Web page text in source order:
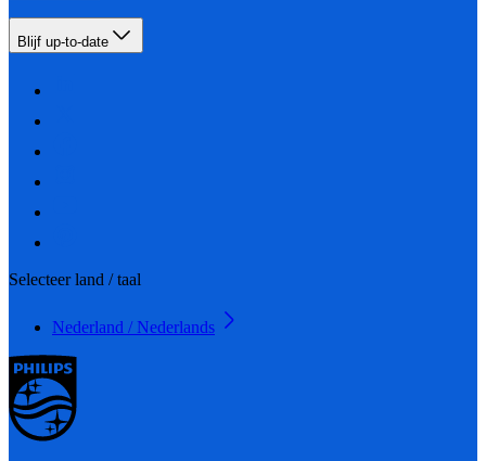
Blijf up-to-date
Selecteer land / taal
Nederland / Nederlands